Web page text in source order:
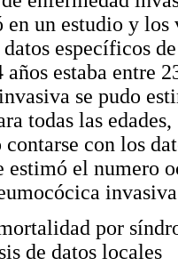
en un estudio y
específicos
años estaba entre
se pudo
todas las
con los
estimó el numero
por
de datos locales